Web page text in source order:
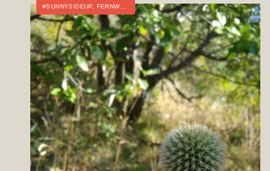
#SUNNYSIDEUP FERNWANDERN ,FRANKREICH,TOURTAGEBUCH